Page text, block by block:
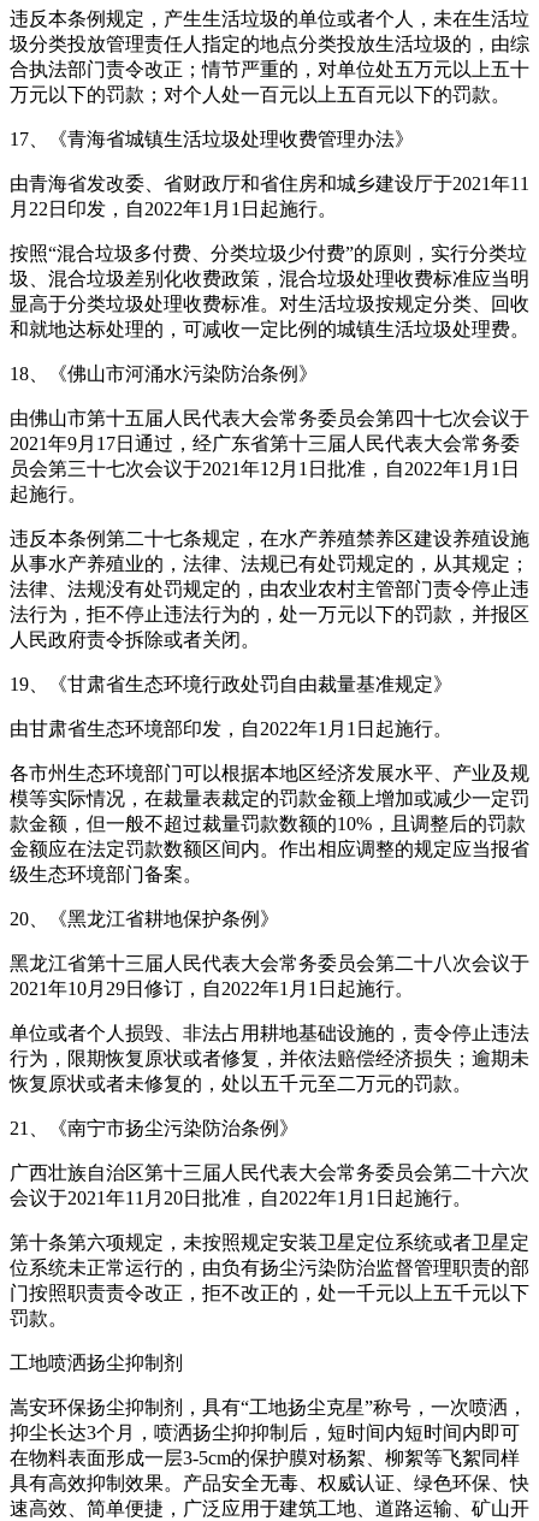
违反本条例规定，产生生活垃圾的单位或者个人，未在生活垃
圾分类投放管理责任人指定的地点分类投放生活垃圾的，由综
合执法部门责令改正；情节严重的，对单位处五万元以上五十
万元以下的罚款；对个人处一百元以上五百元以下的罚款。
17、《青海省城镇生活垃圾处理收费管理办法》
由青海省发改委、省财政厅和省住房和城乡建设厅于2021年11
月22日印发，自2022年1月1日起施行。
按照“混合垃圾多付费、分类垃圾少付费”的原则，实行分类垃
圾、混合垃圾差别化收费政策，混合垃圾处理收费标准应当明
显高于分类垃圾处理收费标准。对生活垃圾按规定分类、回收
和就地达标处理的，可减收一定比例的城镇生活垃圾处理费。
18、《佛山市河涌水污染防治条例》
由佛山市第十五届人民代表大会常务委员会第四十七次会议于
2021年9月17日通过，经广东省第十三届人民代表大会常务委
员会第三十七次会议于2021年12月1日批准，自2022年1月1日
起施行。
违反本条例第二十七条规定，在水产养殖禁养区建设养殖设施
从事水产养殖业的，法律、法规已有处罚规定的，从其规定；
法律、法规没有处罚规定的，由农业农村主管部门责令停止违
法行为，拒不停止违法行为的，处一万元以下的罚款，并报区
人民政府责令拆除或者关闭。
19、《甘肃省生态环境行政处罚自由裁量基准规定》
由甘肃省生态环境部印发，自2022年1月1日起施行。
各市州生态环境部门可以根据本地区经济发展水平、产业及规
模等实际情况，在裁量表裁定的罚款金额上增加或减少一定罚
款金额，但一般不超过裁量罚款数额的10%，且调整后的罚款
金额应在法定罚款数额区间内。作出相应调整的规定应当报省
级生态环境部门备案。
20、《黑龙江省耕地保护条例》
黑龙江省第十三届人民代表大会常务委员会第二十八次会议于
2021年10月29日修订，自2022年1月1日起施行。
单位或者个人损毁、非法占用耕地基础设施的，责令停止违法
行为，限期恢复原状或者修复，并依法赔偿经济损失；逾期未
恢复原状或者未修复的，处以五千元至二万元的罚款。
21、《南宁市扬尘污染防治条例》
广西壮族自治区第十三届人民代表大会常务委员会第二十六次
会议于2021年11月20日批准，自2022年1月1日起施行。
第十条第六项规定，未按照规定安装卫星定位系统或者卫星定
位系统未正常运行的，由负有扬尘污染防治监督管理职责的部
门按照职责责令改正，拒不改正的，处一千元以上五千元以下
罚款。
工地喷洒扬尘抑制剂
嵩安环保扬尘抑制剂，具有“工地扬尘克星”称号，一次喷洒，
抑尘长达3个月，喷洒扬尘抑抑制后，短时间内短时间内即可
在物料表面形成一层3-5cm的保护膜对杨絮、柳絮等飞絮同样
具有高效抑制效果。产品安全无毒、权威认证、绿色环保、快
速高效、简单便捷，广泛应用于建筑工地、道路运输、矿山开